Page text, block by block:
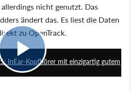
nicht genutzt. Das
ändert das. Es liest die Daten
zu OpenTrack.
InEar-Kopfhörer mit einzigartig gutem